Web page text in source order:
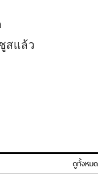
สแล้ว
ดูทั้งหมด